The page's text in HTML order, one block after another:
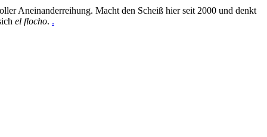
Aneinanderreihung. Macht den Scheiß hier seit 2000 und denkt
el flocho. .